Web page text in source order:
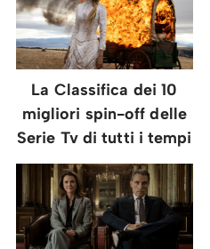
La Classifica dei 10
migliori spin-off delle
Serie Tv di tutti i tempi